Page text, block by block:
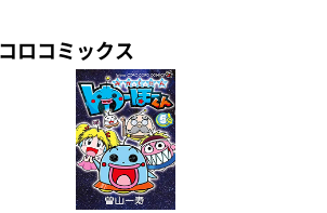
ロコミックス